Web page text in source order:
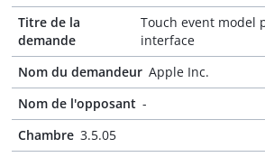
Titre de la
demande
Touch event model
interface
Nom du demandeur Apple Inc.
Nom de l'opposant -
Chambre 3.5.05